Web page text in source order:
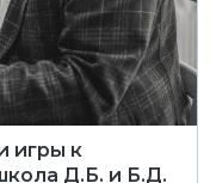
игры к
Д.Б. и Б.Д.